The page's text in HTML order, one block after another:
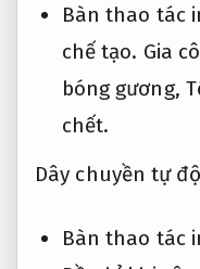
Bàn thao tác
chế tạo. Gia
bóng gương,
chết.
Dây chuyền tự
Bàn thao tác